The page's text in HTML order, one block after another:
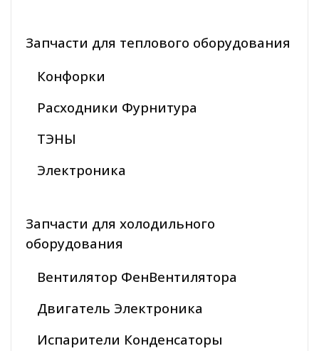
Запчасти для теплового оборудования
Конфорки
Расходники Фурнитура
ТЭНЫ
Электроника
Запчасти для холодильного
оборудования
Вентилятор ФенВентилятора
Двигатель Электроника
Испарители Конденсаторы